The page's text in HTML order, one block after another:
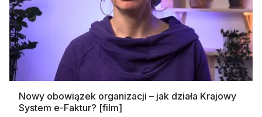
Nowy obowiązek organizacji – jak działa Krajowy
System e-Faktur? [film]